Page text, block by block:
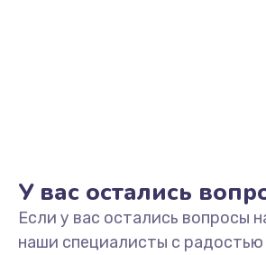
Замена/Pемонт
1300 руб.
У вас остались
Если у вас остались вопросы
наши специалисты с радостью